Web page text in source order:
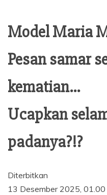
Model Maria
Pesan samar
kematian…
Ucapkan
padanya?!?
Diterbitkan
13 Desember 2025, 01.00